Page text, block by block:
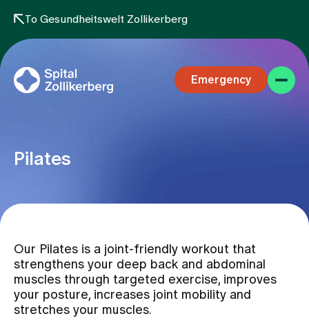
To Gesundheitswelt Zollikerberg
Emergency
Stay
Team
Pilates
Our Pilates is a joint-friendly workout that
strengthens your deep back and abdominal
muscles through targeted exercise, improves
your posture, increases joint mobility and
stretches your muscles.